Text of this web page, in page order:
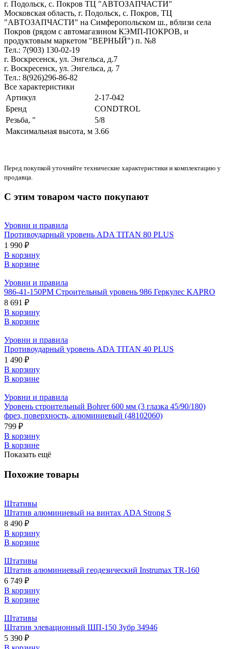
г. Подольск, c. Покров ТЦ "АВТОЗАПЧАСТИ"
Московская область, г. Подольск, c. Покров, ТЦ
"АВТОЗАПЧАСТИ" на Симферопольском ш., вблизи села
Покров (рядом с автомагазином КЭМП-ПОКРОВ, и
продуктовым маркетом "ВЕРНЫЙ") п. №8
Тел.: 7(903) 130-02-19
г. Воскресенск, ул. Энгельса, д.7
г. Воскресенск, ул. Энгельса, д. 7
Тел.: 8(926)296-86-82
Все характеристики
Артикул
2-17-042
Бренд
CONDTROL
Резьба, "
5/8
Максимальная высота, м 3.66
Перед покупкой уточняйте технические характеристики и комплектацию у
продавца.
С этим товаром часто покупают
Уровни и правила
Противоударный уровень ADA TITAN 80 PLUS
1 990 ₽
В корзину
В корзине
Уровни и правила
986-41-150PM Строительный уровень 986 Геркулес KAPRO
8 691 ₽
В корзину
В корзине
Уровни и правила
Противоударный уровень ADA TITAN 40 PLUS
1 490 ₽
В корзину
В корзине
Уровни и правила
Уровень строительный Bohrer 600 мм (3 глазка 45/90/180)
фрез, поверхность, алюминиевый (48102060)
799 ₽
В корзину
В корзине
Показать ещё
Похожие товары
Штативы
Штатив алюминиевый на винтах ADA Strong S
8 490 ₽
В корзину
В корзине
Штативы
Штатив алюминиевый геодезический Instrumax TR-160
6 749 ₽
В корзину
В корзине
Штативы
Штатив элевационный ШП-150 Зубр 34946
5 390 ₽